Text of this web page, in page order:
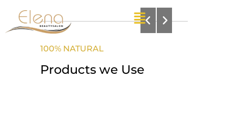
100% NATURAL
Products we Use